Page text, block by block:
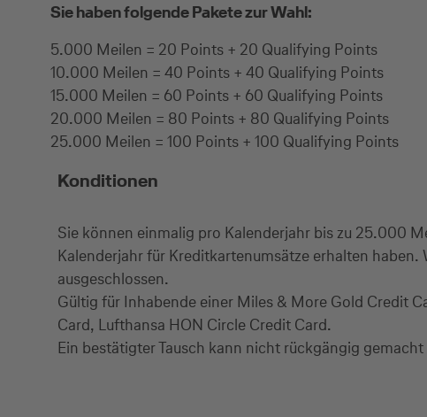
Sie haben folgende Pakete zur Wahl:
5.000 Meilen = 20 Points + 20 Qualifying Points
10.000 Meilen = 40 Points + 40 Qualifying Points
15.000 Meilen = 60 Points + 60 Qualifying Points
20.000 Meilen = 80 Points + 80 Qualifying Points
25.000 Meilen = 100 Points + 100 Qualifying Points
Konditionen
Sie können einmalig pro Kalenderjahr bis zu 25.000
Kalenderjahr für Kreditkartenumsätze erhalten
ausgeschlossen.
Gültig für Inhabende einer Miles & More Gold Credit
Card, Lufthansa HON Circle Credit Card.
Ein bestätigter Tausch kann nicht rückgängig